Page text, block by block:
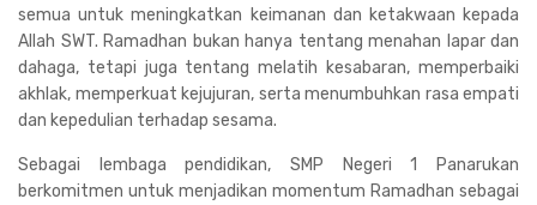
semua untuk meningkatkan keimanan dan ketakwaan kepada
Allah SWT. Ramadhan bukan hanya tentang menahan lapar dan
dahaga, tetapi juga tentang melatih kesabaran, memperbaiki
akhlak, memperkuat kejujuran, serta menumbuhkan rasa empati
dan kepedulian terhadap sesama.
Sebagai lembaga pendidikan, SMP Negeri 1 Panarukan
berkomitmen untuk menjadikan momentum Ramadhan sebagai